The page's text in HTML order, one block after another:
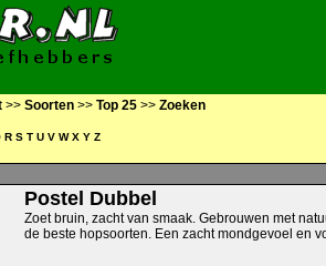
>> Soorten >> Top 25 >> Zoeken
R S T U V W X Y Z
Postel Dubbel
Zoet bruin, zacht van smaak. Gebrouwen met
de beste hopsoorten. Een zacht mondgevoel en